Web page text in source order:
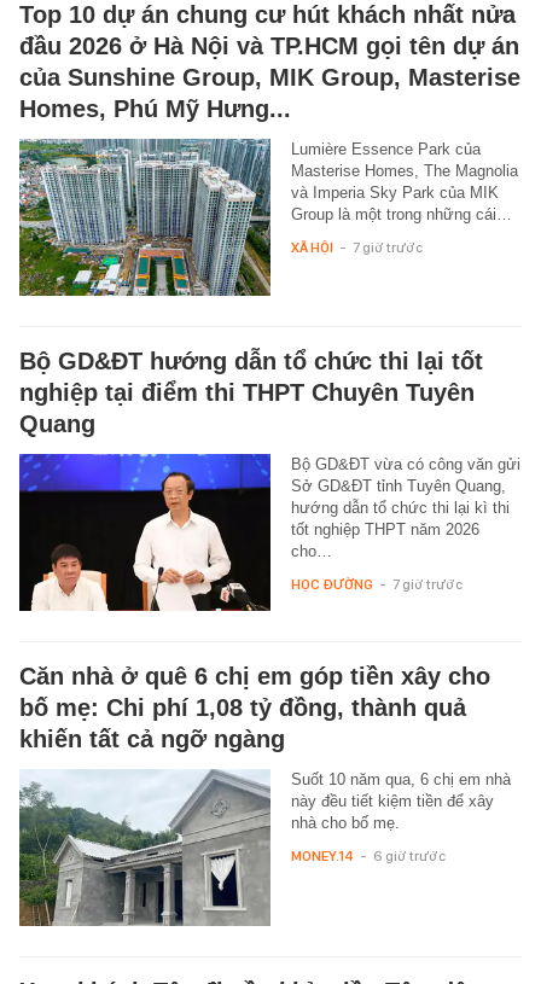
Top 10 dự án chung cư hút khách nhất nửa
đầu 2026 ở Hà Nội và TP.HCM gọi tên dự án
của Sunshine Group, MIK Group, Masterise
Homes, Phú Mỹ Hưng...
Lumière Essence Park của
Masterise Homes, The Magnolia
và Imperia Sky Park của MIK
Group là một trong những cái…
XÃ HỘI - 7 giờ trước
Bộ GD&ĐT hướng dẫn tổ chức thi lại tốt
nghiệp tại điểm thi THPT Chuyên Tuyên
Quang
Bộ GD&ĐT vừa có công văn gửi
Sở GD&ĐT tỉnh Tuyên Quang,
hướng dẫn tổ chức thi lại kì thi
tốt nghiệp THPT năm 2026
cho…
HỌC ĐƯỜNG - 7 giờ trước
Căn nhà ở quê 6 chị em góp tiền xây cho
bố mẹ: Chi phí 1,08 tỷ đồng, thành quả
khiến tất cả ngỡ ngàng
Suốt 10 năm qua, 6 chị em nhà
này đều tiết kiệm tiền để xây
nhà cho bố mẹ.
MONEY.14 - 6 giờ trước